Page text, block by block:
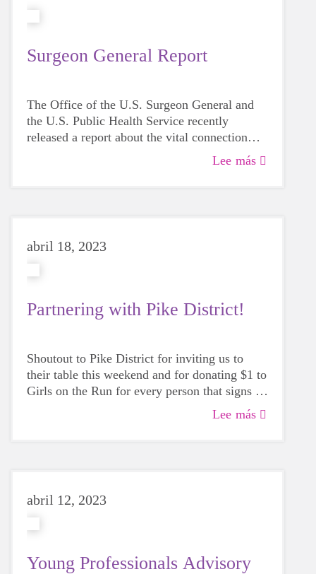
Surgeon General Report
The Office of the U.S. Surgeon General and
the U.S. Public Health Service recently
released a report about the vital connection
between physical activity and mental health.
Lee más
abril 18, 2023
Partnering with Pike District!
Shoutout to Pike District for inviting us to
their table this weekend and for donating $1 to
Girls on the Run for every person that signs up
for the Pike District newsletter (up to $200)!
Lee más
abril 12, 2023
Young Professionals Advisory